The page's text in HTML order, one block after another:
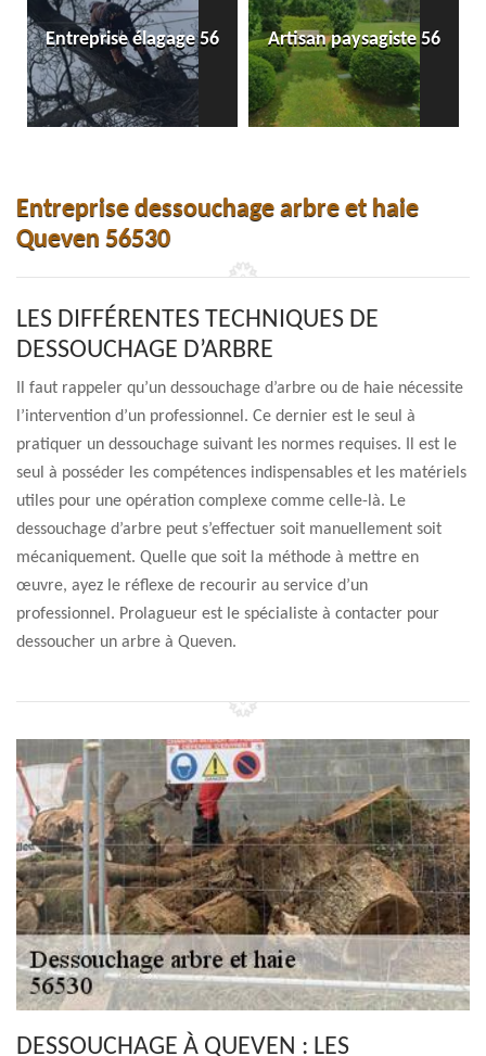
Entreprise élagage 56 Artisan paysagiste 56
Entreprise dessouchage arbre et haie
Queven 56530
LES DIFFÉRENTES TECHNIQUES DE
DESSOUCHAGE D’ARBRE
Il faut rappeler qu’un dessouchage d’arbre ou de haie nécessite
l’intervention d’un professionnel. Ce dernier est le seul à
pratiquer un dessouchage suivant les normes requises. Il est le
seul à posséder les compétences indispensables et les matériels
utiles pour une opération complexe comme celle-là. Le
dessouchage d’arbre peut s’effectuer soit manuellement soit
mécaniquement. Quelle que soit la méthode à mettre en
œuvre, ayez le réflexe de recourir au service d’un
professionnel. Prolagueur est le spécialiste à contacter pour
dessoucher un arbre à Queven.
DESSOUCHAGE À QUEVEN : LES